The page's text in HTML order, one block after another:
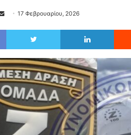
17 Φεβρουαρίου, 2026